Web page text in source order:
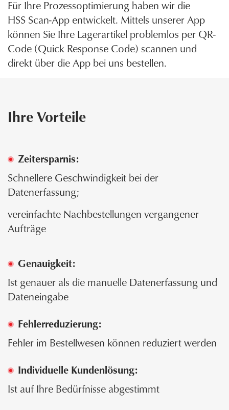
Für Ihre Prozessoptimierung haben wir die
HSS Scan-App entwickelt. Mittels unserer App
können Sie Ihre Lagerartikel problemlos per QR-
Code (Quick Response Code) scannen und
direkt über die App bei uns bestellen.
Ihre Vorteile
Zeitersparnis:
Schnellere Geschwindigkeit bei der
Datenerfassung;
vereinfachte Nachbestellungen vergangener
Aufträge
Genauigkeit:
Ist genauer als die manuelle Datenerfassung und
Dateneingabe
Fehlerreduzierung:
Fehler im Bestellwesen können reduziert werden
Individuelle Kundenlösung:
Ist auf Ihre Bedürfnisse abgestimmt